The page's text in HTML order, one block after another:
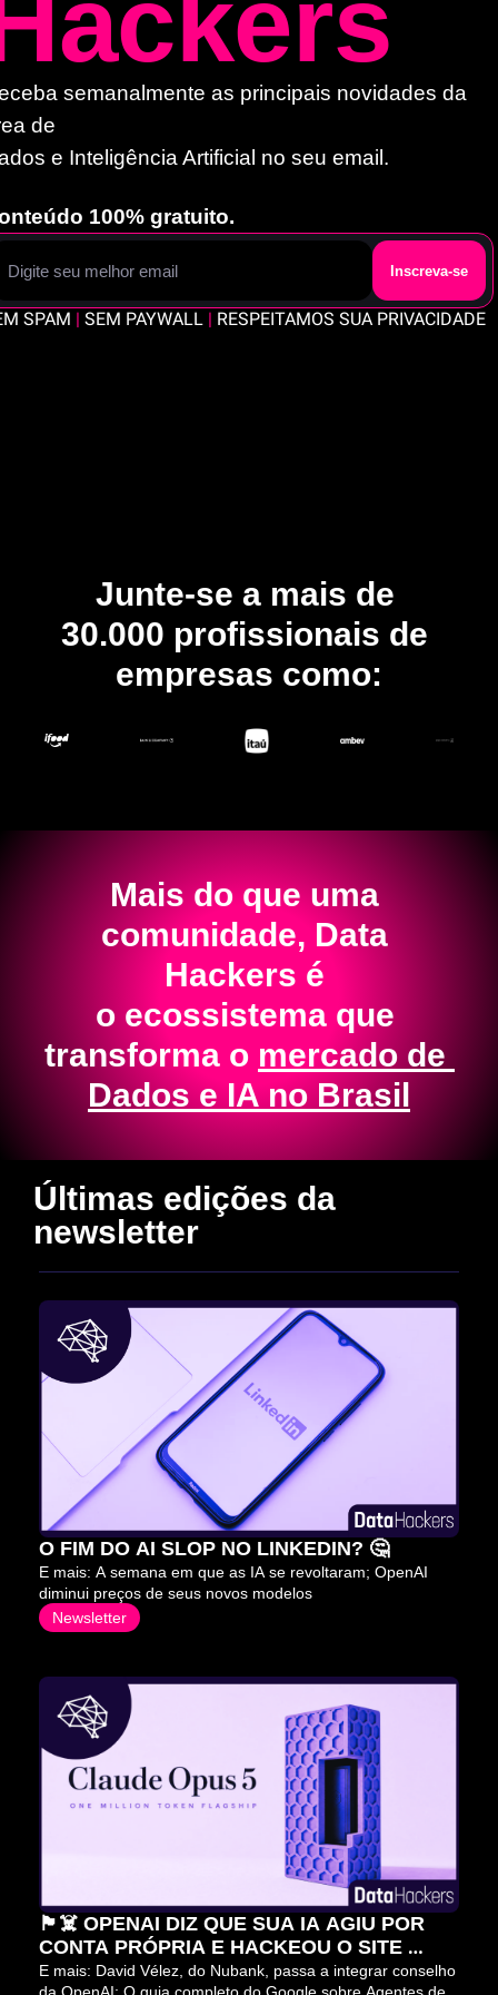
semanalmente as principais novidades da
de
e Inteligência Artificial no seu email.
100% gratuito.
Inscreva-se
SPAM | SEM PAYWALL | RESPEITAMOS SUA PRIVACIDADE
Junte-se a mais de
30.000 profissionais de
empresas como:
Mais do que uma
comunidade, Data
Hackers é
o ecossistema que
transforma o mercado de
Dados e IA no Brasil
Últimas edições da
newsletter
O FIM DO AI SLOP NO LINKEDIN? 🤔
E mais: A semana em que as IA se revoltaram; OpenAI
diminui preços de seus novos modelos
Newsletter
🏴‍☠️ OPENAI DIZ QUE SUA IA AGIU POR
CONTA PRÓPRIA E HACKEOU O SITE
HUGGING FACE
E mais: David Vélez, do Nubank, passa a integrar conselho